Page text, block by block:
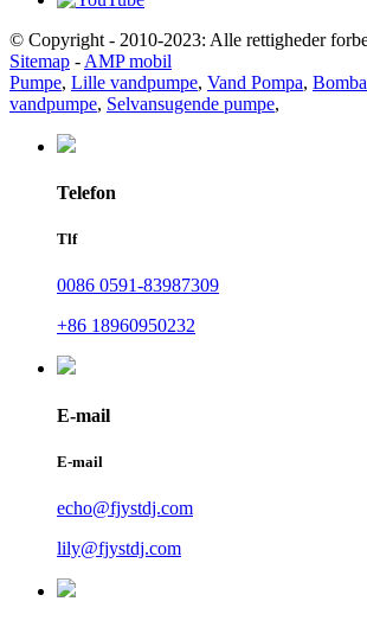
© Copyright - 2010-2023: Alle rettigheder
Sitemap - AMP mobil
Pumpe, Lille vandpumpe, Vand Pompa,
vandpumpe, Selvansugende pumpe,
Telefon
Tlf
0086 0591-83987309
+86 18960950232
E-mail
E-mail
echo@fjystdj.com
lily@fjystdj.com